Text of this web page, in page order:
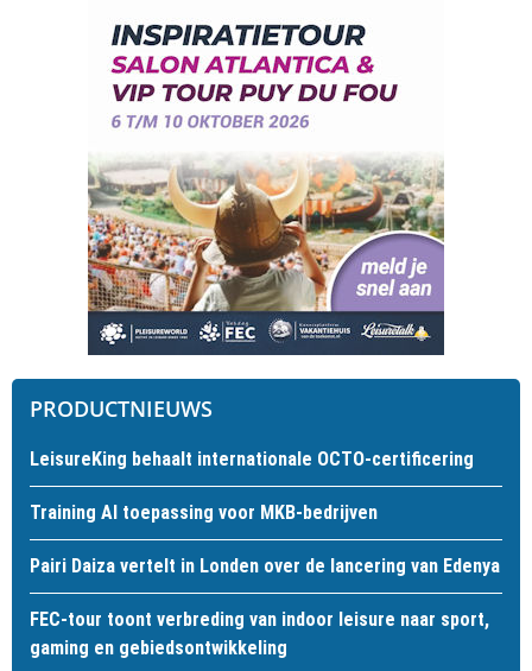
PRODUCTNIEUWS
LeisureKing behaalt internationale OCTO-certificering
Training AI toepassing voor MKB-bedrijven
Pairi Daiza vertelt in Londen over de lancering van Edenya
FEC-tour toont verbreding van indoor leisure naar sport,
gaming en gebiedsontwikkeling